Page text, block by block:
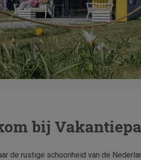
bij
de rustige schoonheid van de